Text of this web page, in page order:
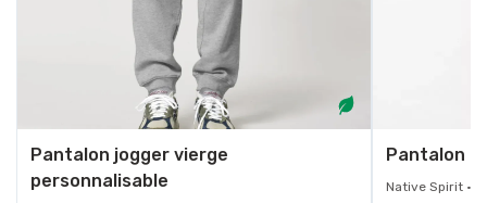
Pantalon jogger vierge
personnalisable
Pantalon
Native Spirit •